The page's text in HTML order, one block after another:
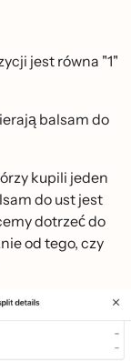
jest równa "1"
balsam do
kupili jeden
do ust jest
dotrzeć do
od tego, czy